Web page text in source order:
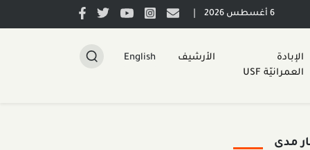
6 أغسطس 2026
الإبادة
العمرانيّة USF
الأرشيف English
مدى